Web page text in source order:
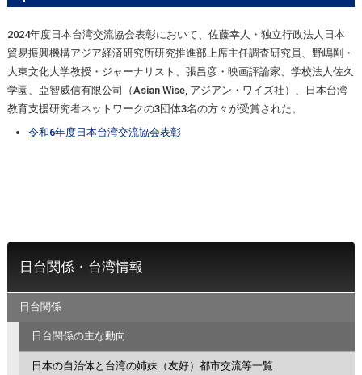
2024年度日本台湾交流協会表彰において、佐藤幸人・独立行政法人日本
貿易振興機構アジア経済研究所研究推進部上席主任調査研究員、野嶋剛・
大東文化大学教授・ジャーナリスト、張昌彦・映画評論家、学校法人佐久
学園、亞智威信有限公司（Asian Wise, アジアン・ワイズ社）、日本台湾
教育支援研究者ネットワークの3団体3名の方々が受賞された。
令和6年度日本台湾交流協会表彰
日台関係・台湾情報
日台関係
日台関係の主な動向
日本の自治体と台湾の姉妹（友好）都市交流等一覧